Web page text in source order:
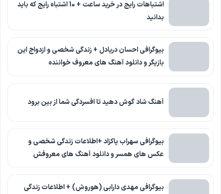
اشتباهات رایج در خرید ساعت + 10 اشتباه رایج که باید
بدانید
بیوگرافی احسان دریادل + زندگی شخصی و ازدواج این
بازیگر و دانلود آهنگ های معروف خواننده
آهنگ شاد گوش دهید تا افسردگی شما از بین برود
بیوگرافی سهراب پاکزاد +اطلاعات زندگی شخصی و
عکس های همسر و دانلود آهنگ های معروفش
بیوگرافی مهدی دارابی (هوروش) + اطلاعات زندگی